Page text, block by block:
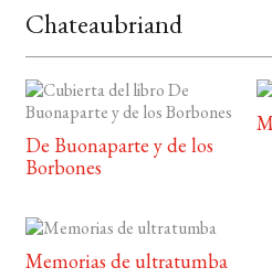
Chateaubriand
De Buonaparte y de los
Borbones
Memorias de ultratumba